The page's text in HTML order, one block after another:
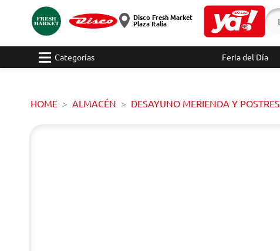
Disco Fresh Market
Plaza Italia
Categorías Feria del Día
HOME ALMACÉN DESAYUNO MERIENDA Y POSTRES